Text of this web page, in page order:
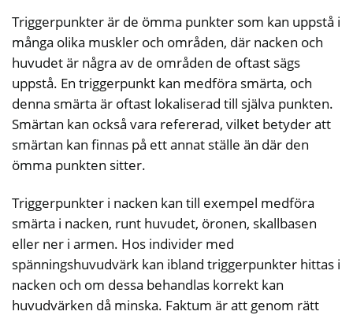
Triggerpunkter är de ömma punkter som kan uppstå i
många olika muskler och områden, där nacken och
huvudet är några av de områden de oftast sägs
uppstå. En triggerpunkt kan medföra smärta, och
denna smärta är oftast lokaliserad till själva punkten.
Smärtan kan också vara refererad, vilket betyder att
smärtan kan finnas på ett annat ställe än där den
ömma punkten sitter.
Triggerpunkter i nacken kan till exempel medföra
smärta i nacken, runt huvudet, öronen, skallbasen
eller ner i armen. Hos individer med
spänningshuvudvärk kan ibland triggerpunkter hittas i
nacken och om dessa behandlas korrekt kan
huvudvärken då minska. Faktum är att genom rätt